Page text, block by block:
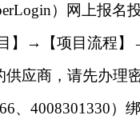
）网上
】→【项目流程
供应商，请先办
、4008301330